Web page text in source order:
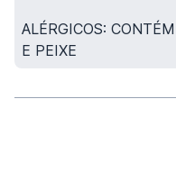
ALÉRGICOS:
E PEIXE